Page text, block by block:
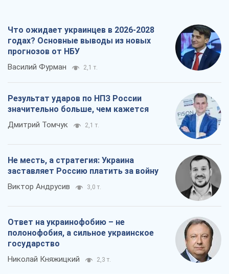
Что ожидает украинцев в 2026-2028
годах? Основные выводы из новых
прогнозов от НБУ
Василий Фурман 2,1 т.
Результат ударов по НПЗ России
значительно больше, чем кажется
Дмитрий Томчук 2,1 т.
Не месть, а стратегия: Украина
заставляет Россию платить за войну
Виктор Андрусив 3,0 т.
Ответ на украинофобию – не
полонофобия, а сильное украинское
государство
Николай Княжицкий 2,3 т.